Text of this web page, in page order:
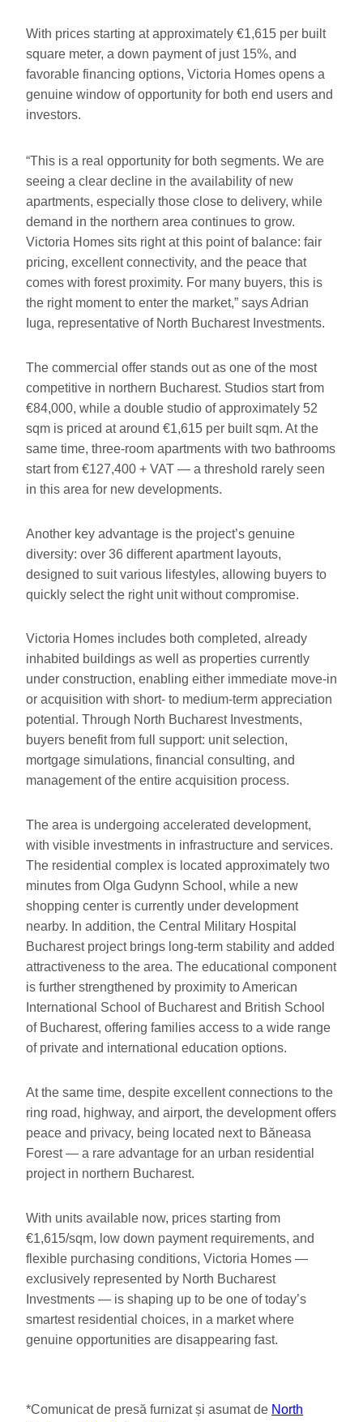
With prices starting at approximately €1,615 per built
square meter, a down payment of just 15%, and
favorable financing options, Victoria Homes opens a
genuine window of opportunity for both end users and
investors.
“This is a real opportunity for both segments. We are
seeing a clear decline in the availability of new
apartments, especially those close to delivery, while
demand in the northern area continues to grow.
Victoria Homes sits right at this point of balance: fair
pricing, excellent connectivity, and the peace that
comes with forest proximity. For many buyers, this is
the right moment to enter the market,” says Adrian
Iuga, representative of North Bucharest Investments.
The commercial offer stands out as one of the most
competitive in northern Bucharest. Studios start from
€84,000, while a double studio of approximately 52
sqm is priced at around €1,615 per built sqm. At the
same time, three-room apartments with two bathrooms
start from €127,400 + VAT — a threshold rarely seen
in this area for new developments.
Another key advantage is the project’s genuine
diversity: over 36 different apartment layouts,
designed to suit various lifestyles, allowing buyers to
quickly select the right unit without compromise.
Victoria Homes includes both completed, already
inhabited buildings as well as properties currently
under construction, enabling either immediate move-in
or acquisition with short- to medium-term appreciation
potential. Through North Bucharest Investments,
buyers benefit from full support: unit selection,
mortgage simulations, financial consulting, and
management of the entire acquisition process.
The area is undergoing accelerated development,
with visible investments in infrastructure and services.
The residential complex is located approximately two
minutes from Olga Gudynn School, while a new
shopping center is currently under development
nearby. In addition, the Central Military Hospital
Bucharest project brings long-term stability and added
attractiveness to the area. The educational component
is further strengthened by proximity to American
International School of Bucharest and British School
of Bucharest, offering families access to a wide range
of private and international education options.
At the same time, despite excellent connections to the
ring road, highway, and airport, the development offers
peace and privacy, being located next to Băneasa
Forest — a rare advantage for an urban residential
project in northern Bucharest.
With units available now, prices starting from
€1,615/sqm, low down payment requirements, and
flexible purchasing conditions, Victoria Homes —
exclusively represented by North Bucharest
Investments — is shaping up to be one of today’s
smartest residential choices, in a market where
genuine opportunities are disappearing fast.
*Comunicat de presă furnizat și asumat de North